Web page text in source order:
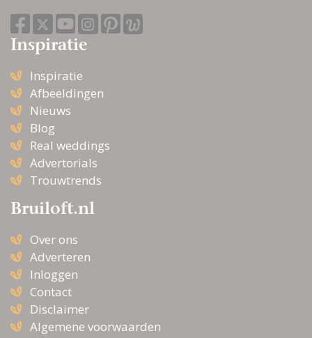
Inspiratie
Inspiratie
Afbeeldingen
Nieuws
Blog
Real weddings
Advertorials
Trouwtrends
Bruiloft.nl
Over ons
Adverteren
Inloggen
Contact
Disclaimer
Algemene voorwaarden